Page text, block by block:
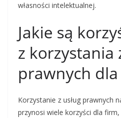
własności intelektualnej.
Jakie są
z korzystania
prawnych
Korzystanie z usług prawnych
przynosi wiele korzyści dla